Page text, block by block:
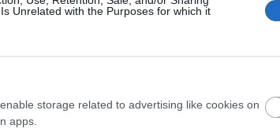
Unrelated with the Purposes for which it
storage related to advertising like cookies on
apps.
Javított
SEO
hosszabb
Módszerek